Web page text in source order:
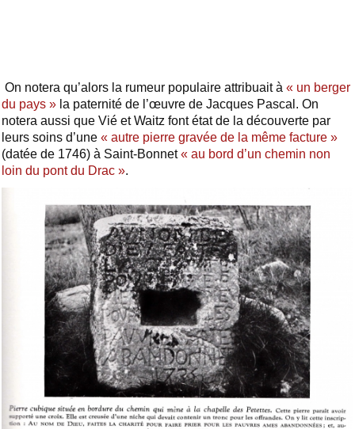
On notera qu’alors la rumeur populaire attribuait à « un berger
du pays » la paternité de l’œuvre de Jacques Pascal. On
notera aussi que Vié et Waitz font état de la découverte par
leurs soins d’une « autre pierre gravée de la même facture »
(datée de 1746) à Saint-Bonnet« au bord d’un chemin non
loin du pont du Drac ».